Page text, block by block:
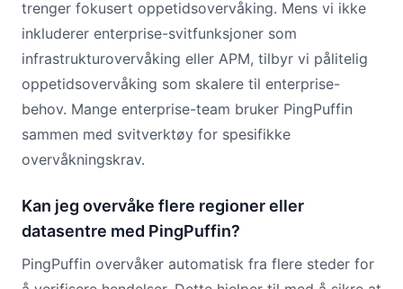
trenger fokusert oppetidsovervåking. Mens vi ikke
inkluderer enterprise-svitfunksjoner som
infrastrukturovervåking eller APM, tilbyr vi pålitelig
oppetidsovervåking som skalere til enterprise-
behov. Mange enterprise-team bruker PingPuffin
sammen med svitverktøy for spesifikke
overvåkningskrav.
Kan jeg overvåke flere regioner eller
datasentre med PingPuffin?
PingPuffin overvåker automatisk fra flere steder for